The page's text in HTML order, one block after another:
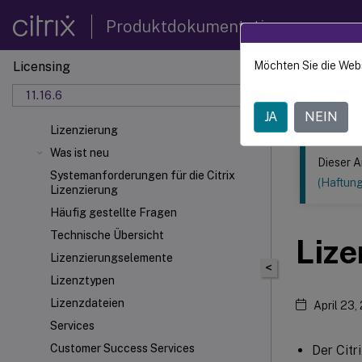
Produktdokumentation
Licensing
11.16.6
Lizenzierung
Was ist neu
Systemanforderungen für die Citrix
Lizenzierung
Häufig gestellte Fragen
Technische Übersicht
Lizenzierungselemente
Lizenztypen
Lizenzdateien
Services
Customer Success Services
Dieser Inhalt
<
Dieser
April 23,
Der
Möchten Sie die
JA NEIN